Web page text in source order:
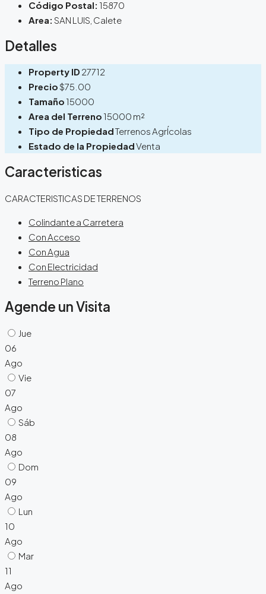
Código Postal: 15870
Area: SAN LUIS, Calete
Detalles
Property ID 27712
Precio$75.00
Tamaño 15000
Area del Terreno 15000 m²
Tipo de PropiedadTerrenos AgrÍcolas
Estado de la PropiedadVenta
Caracteristicas
CARACTERISTICAS DE TERRENOS
Colindante a Carretera
Con Acceso
Con Agua
Con Electricidad
Terreno Plano
Agende un Visita
Jue
06
Ago
Vie
07
Ago
Sáb
08
Ago
Dom
09
Ago
Lun
10
Ago
Mar
11
Ago